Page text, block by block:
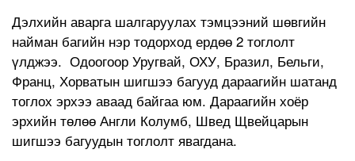
Дэлхийн аварга шалгаруулах тэмцээний шөвгийн
найман багийн нэр тодорход ердөө 2 тоглолт
үлджээ. Одоогоор Уругвай, ОХУ, Бразил, Бельги,
Франц, Хорватын шигшээ багууд дараагийн шатанд
тоглох эрхээ аваад байгаа юм. Дараагийн хоёр
эрхийн төлөө Англи Колумб, Швед Щвейцарын
шигшээ багуудын тоглолт явагдана.